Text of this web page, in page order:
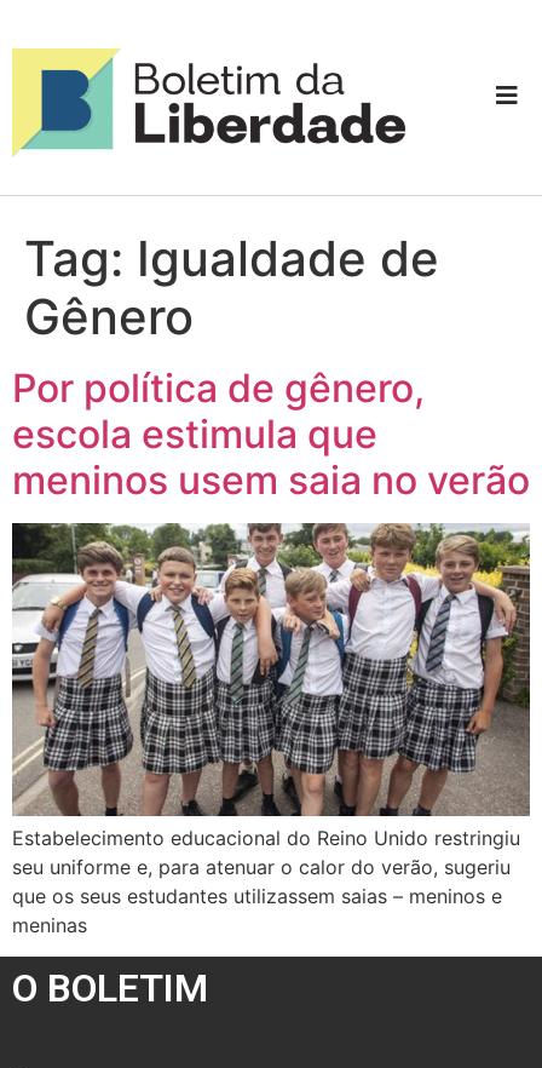
Tag: Igualdade de
Gênero
Por política de gênero,
escola estimula que
meninos usem saia no verão
Estabelecimento educacional do Reino Unido restringiu
seu uniforme e, para atenuar o calor do verão, sugeriu
que os seus estudantes utilizassem saias – meninos e
meninas
O BOLETIM